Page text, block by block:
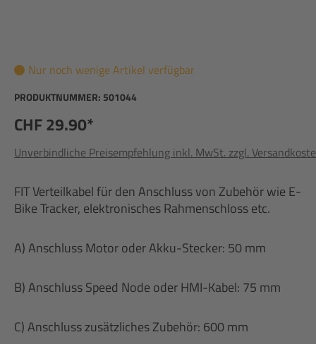
Nur noch wenige Artikel verfügbar
PRODUKTNUMMER: 501044
CHF 29.90*
Unverbindliche Preisempfehlung inkl. MwSt. zzgl.
FIT Verteilkabel für den Anschluss von Zubehör wie E-
Bike Tracker, elektronisches Rahmenschloss etc.
A) Anschluss Motor oder Akku-Stecker: 50 mm
B) Anschluss Speed Node oder HMI-Kabel: 75 mm
C) Anschluss zusätzliches Zubehör: 600 mm